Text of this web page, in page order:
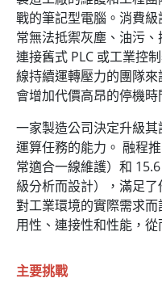
戰的筆記型電腦。消費
常無法抵禦灰塵、油污
連接舊式 PLC 或工業控
線持續運轉壓力的團隊
會增加代價高昂的停機時
一家製造公司決定升級
運算任務的能力。 融程
常適合一線維護）和
級分析而設計），滿足
對工業環境的實際需求
用性、連接性和性能，
主要挑戰